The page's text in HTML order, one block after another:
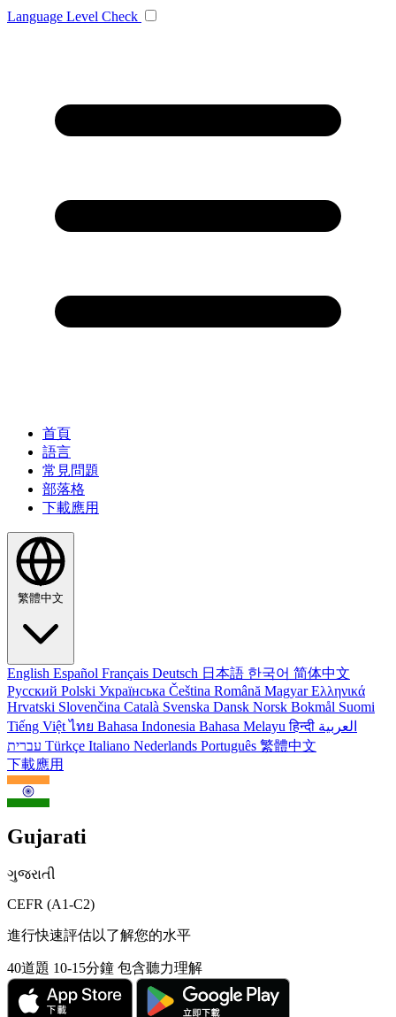
Language Level Check
首頁
語言
常見問題
部落格
下載應用
繁體中文
English Español Français Deutsch 日本語 한국어 简体中文
Русский Polski Українська Čeština Română MagyarΕλληνικά
Hrvatski Slovenčina Català Svenska Dansk Norsk Bokmål Suomi
Tiếng Việtไทย Bahasa Indonesia Bahasa Melayuहिन्दी العربية
Türkçe Italiano Nederlands Português 繁體中文
下載應用
Gujarati
ગુજરાતી
CEFR (A1-C2)
進行快速評估以了解您的水平
40道題 10-15分鐘 包含聽力理解